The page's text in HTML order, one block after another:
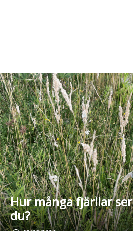
Hur många fjärilar ser
du?